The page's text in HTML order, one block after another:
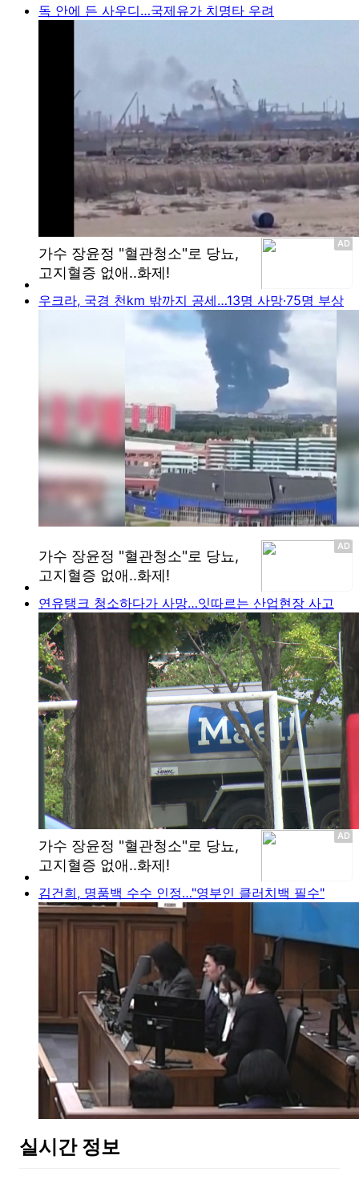
독 안에 든 사우디…국제유가 치명타 우려
우크라, 국경 천km 밖까지 공세…13명 사망·75명 부상
연유탱크 청소하다가 사망…잇따르는 산업현장 사고
김건희, 명품백 수수 인정…"영부인 클러치백 필수"
실시간 정보